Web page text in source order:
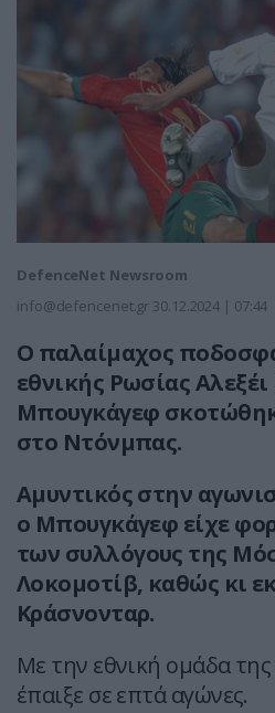
DefenceNet Newsroom
info@defencenet.gr 30.12.2024 | 07:44
Ο παλαίμαχος
εθνικής Ρωσίας Αλεξέι
Μπουγκάγεφ
στο Ντόνμπας.
Αμυντικός στην
ο Μπουγκάγεφ είχε
των συλλόγους της
Λοκομοτίβ, καθώς κι
Κράσνονταρ.
Με την εθνική ομάδα
έπαιξε σε επτά αγώνες.